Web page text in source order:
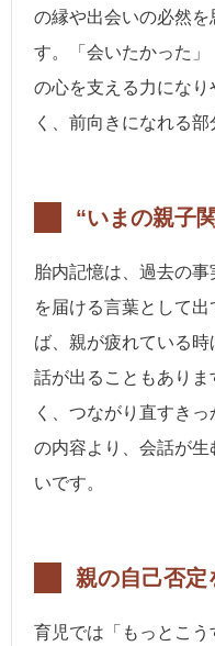
の縁や出会いの必然を
す。「会いたかった
の心を支える力にな
く、前向きになれる
“いまの親子
胎内記憶は、過去の
を届ける言葉として
ば、親が疲れている
話が出ることもあり
く、つながり直すき
の内容より、会話が
いです。
親の自己否定
育児では「もっとこ